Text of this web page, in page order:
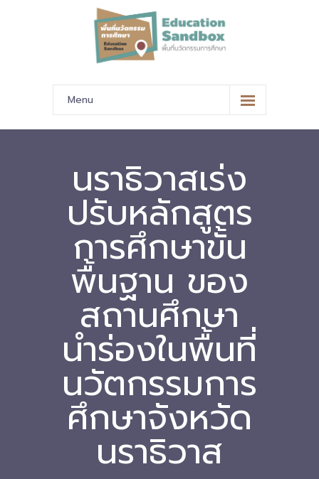
Menu
หน้าหลัก
-- มาตรฐานข้อมูลและมาตรฐานการแลกเปลี่ยนข้อมูล
-- สถานศึกษานำร่อง
-- EdusandboxGM
-- วีดิทัศน์นำเสนอสถานศึกษานำร่อง
-- ปฏิทินการขับเคลื่อนพื้นที่นวัตกรรมการศึกษา
Download
-- หนังสือและเอกสาร
-- กฎหมาย
---- เจตนารมณ์ของ พ.ร.บ.
---- พ.ร.บ. และอนุบัญญัติ
นราธิวาสเร่ง
ปรับหลักสูตร
การศึกษาขั้น
พื้นฐาน ของ
สถานศึกษา
นำร่องในพื้นที่
นวัตกรรมการ
ศึกษาจังหวัด
นราธิวาส